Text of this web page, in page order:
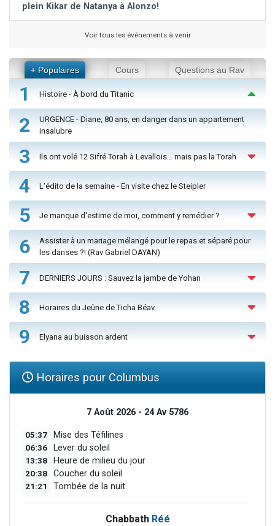
plein Kikar de Natanya à Alonzo!
Voir tous les événements à venir
+ Populaires Cours Questions au Rav
1 Histoire - À bord du Titanic
2
URGENCE - Diane, 80 ans, en danger dans un appartement
insalubre
3 Ils ont volé 12 Sifré Torah à Levallois… mais pas la Torah
4 L'édito de la semaine - En visite chez le Steipler
5 Je manque d'estime de moi, comment y remédier ?
6
Assister à un mariage mélangé pour le repas et séparé pour
les danses ?! (Rav Gabriel DAYAN)
7 DERNIERS JOURS : Sauvez la jambe de Yohan
8 Horaires du Jeûne de Ticha Béav
9 Elyana au buisson ardent
Horaires pour Columbus
7 Août 2026 - 24 Av 5786
05:37 Mise des Téfilines
06:36 Lever du soleil
13:38 Heure de milieu du jour
20:38 Coucher du soleil
21:21 Tombée de la nuit
Chabbath Réé